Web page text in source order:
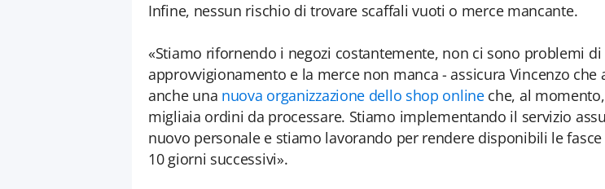
Infine, nessun rischio di trovare scaffali vuoti o merce mancante.
«Stiamo rifornendo i negozi costantemente, non ci sono problemi di
approvvigionamento e la merce non manca - assicura Vincenzo che
anche una nuova organizzazione dello shop onlineche, al
migliaia ordini da processare. Stiamo implementando il servizio
nuovo personale e stiamo lavorando per rendere disponibili le
10 giorni successivi».